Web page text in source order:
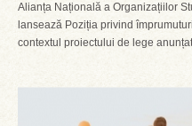
Alianța Națională a Organizațiilor
lansează Poziția privind
contextul proiectului de lege